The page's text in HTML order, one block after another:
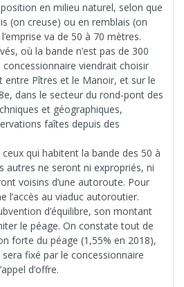
en milieu naturel, selon que
(on creuse) ou en remblais (on
va de 50 à 70 mètres.
où la bande n’est pas de 300
viendrait choisir
entre Pîtres et le Manoir, et sur le
dans le secteur du rond-pont des
et géographiques,
faîtes depuis des
qui habitent la bande des 50 à
autres ne seront ni expropriés, ni
voisins d’une autoroute. Pour
l’accès au viaduc autoroutier.
d’équilibre, son montant
le péage. On constate tout de
forte du péage (1,55% en 2018),
fixé par le concessionnaire
d’offre.